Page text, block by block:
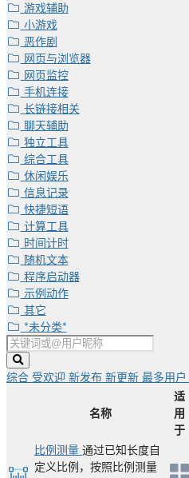
游戏辅助
小游戏
恶作剧
网页与浏览器
网页监控
手机连接
长链接相关
聊天辅助
独立工具
综合工具
休闲娱乐
信息记录
快捷短语
计算工具
时间计时
随机文本
程序启动器
示例动作
其它
*未分类*
综合 受欢迎 新发布 新更新 最多用户
名称
适
用
于
比例测量 通过已知长度自
定义比例，按照比例测量